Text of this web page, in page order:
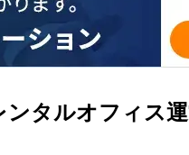
ンタルオフィス